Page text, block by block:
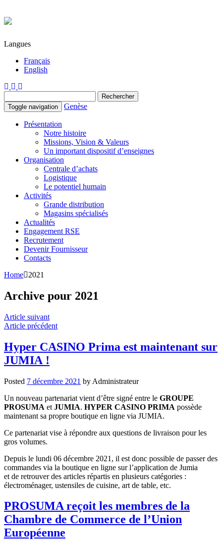
Langues
Français
English
Rechercher
Toggle navigation
Genèse
Présentation
Notre histoire
Missions, Vision & Valeurs
Un important dispositif d’enseignes
Organisation
Centrale d’achats
Logistique
Le potentiel humain
Activités
Grande distribution
Magasins spécialisés
Actualités
Engagement RSE
Recrutement
Devenir Fournisseur
Contacts
Home
2021
Archive pour 2021
Article suivant
Article précédent
Hyper CASINO Prima est maintenant sur
JUMIA !
Posted 7 décembre 2021 by Administrateur
Un nouveau partenariat vient d’être signé entre le GROUPE
PROSUMA et JUMIA. HYPER CASINO PRIMA possède
maintenant sa propre boutique en ligne via JUMIA.
Ce partenariat vise à répondre aux questions de livraison pour les
gros volumes.
Depuis le lundi 06 décembre 2021, il est donc possible de passer des
commandes via la boutique en ligne sur l’application de Jumia
et de retrouver des articles répartis en plusieurs catégories :
électroménager, ustensiles de cuisine, art de table, etc.
PROSUMA reçoit les membres de la
Chambre de Commerce de l’Union
Européenne